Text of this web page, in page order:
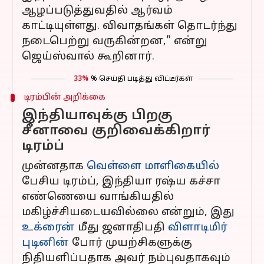
ஆழப்படுத்துவதில் ஆர்வம்
காட்டியுள்ளது. விவாதங்கள் தொடர்ந்து
நடைபெற்று வருகின்றன," என்று
ஜெய்ஸ்வால் கூறினார்.
33% % செய்தி படித்து விட்டீர்கள்
டிரம்பின் அறிக்கை
இந்தியாவுக்கு பிறகு
சீனாவை குறிவைக்கிறார்
டிரம்ப்
முன்னதாக வெள்ளை மாளிகையில்
பேசிய டிரம்ப், இந்தியா ரஷ்ய கச்சா
எண்ணெயை வாங்கியதில்
மகிழ்ச்சியடையவில்லை என்றும், இது
உக்ரைன் மீது ஜனாதிபதி விளாடிமிர்
புடினின் போர் முயற்சிகளுக்கு
நிதியளிப்பதாக அவர் நம்புவதாகவும்